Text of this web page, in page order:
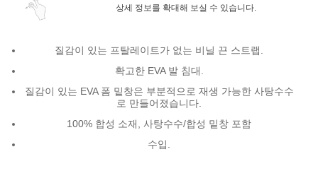
상세 정보를 확대해 보실 수 있습니다.
질감이 있는 프탈레이트가 없는 비닐 끈 스트랩.
확고한 EVA 발 침대.
질감이 있는 EVA 폼 밑창은 부분적으로 재생 가능한 사탕수수
로 만들어졌습니다.
100% 합성 소재, 사탕수수/합성 밑창 포함
수입.